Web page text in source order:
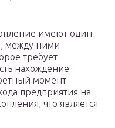
имеют один
между ними
требует
нахождение
момент
предприятия на
что является